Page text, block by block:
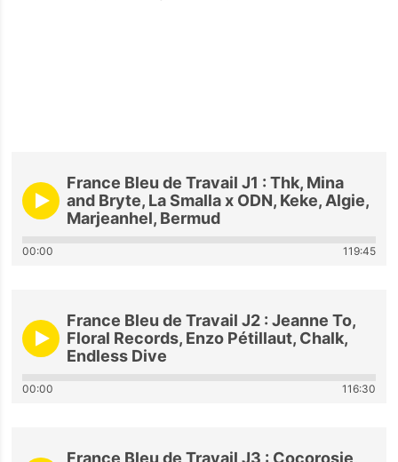
France Bleu de Travail J1 : Thk, Mina
and Bryte, La Smalla x ODN, Keke, Algie,
Marjeanhel, Bermud
00:00 119:45
France Bleu de Travail J2 : Jeanne To,
Floral Records, Enzo Pétillaut, Chalk,
Endless Dive
00:00 116:30
France Bleu de Travail J3 : Cocorosie,